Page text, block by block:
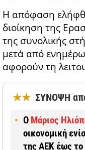
Η απόφαση
διοίκηση της
της συνολικής
μετά από
αφορούν τη
★★ ΣΥΝΟΨΗ
Ο Μάριος
οικονομική
της ΑΕΚ έως το